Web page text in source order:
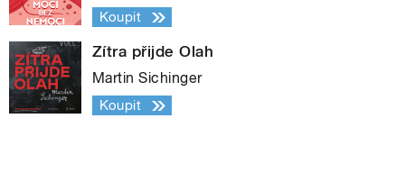
Koupit
Zítra přijde Olah
Martin Sichinger
Koupit